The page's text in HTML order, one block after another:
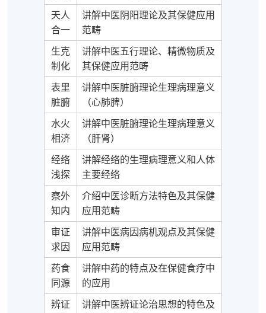
天人
合一
讲解中医阴阳理论及其保健应用
范畴
生克
制化
讲解中医五行理论、精微物质及
其保健应用范畴
表里
脏腑
讲解中医脏腑理论生理病理意义
（心肺脾）
水火
相济
讲解中医脏腑理论生理病理意义
（肝肾）
经络
浅探
讲解经络的生理病理意义和人体
主要经络
察外
知内
介绍中医诊断方法特色及其保健
应用范畴
审证
求因
讲解中医病因病机观点及其保健
应用范畴
药食
同源
讲解中药的特点及在保健食疗中
的应用
辨证
讲解中医辨证论治思想的特色及